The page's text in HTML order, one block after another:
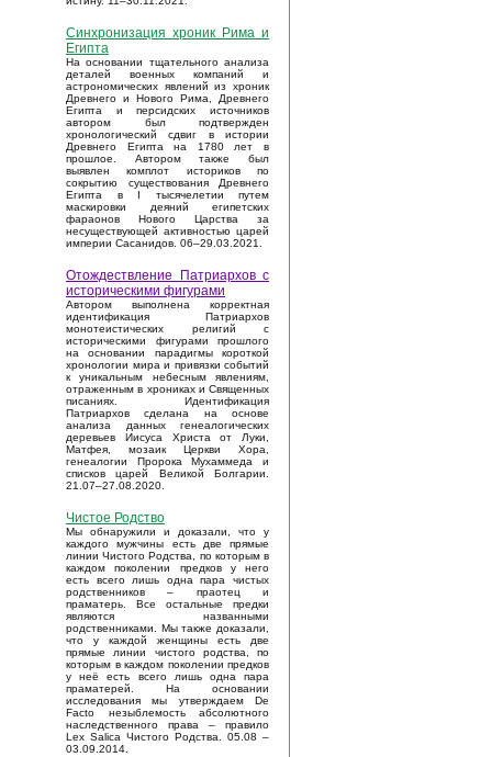
Синхронизация хроник Рима и
Египта
На основании тщательного анализа
деталей военных компаний и
астрономических явлений из хроник
Древнего и Нового Рима, Древнего
Египта и персидских источников
автором был подтвержден
хронологический сдвиг в истории
Древнего Египта на 1780 лет в
прошлое. Автором также был
выявлен комплот историков по
сокрытию существования Древнего
Египта в I тысячелетии путем
маскировки деяний египетских
фараонов Нового Царства за
несуществующей активностью царей
империи Сасанидов. 06–29.03.2021.
Отождествление Патриархов с
историческими фигурами
Автором выполнена корректная
идентификация Патриархов
монотеистических религий с
историческими фигурами прошлого
на основании парадигмы короткой
хронологии мира и привязки событий
к уникальным небесным явлениям,
отраженным в хрониках и Священных
писаниях. Идентификация
Патриархов сделана на основе
анализа данных генеалогических
деревьев Иисуса Христа от Луки,
Матфея, мозаик Церкви Хора,
генеалогии Пророка Мухаммеда и
списков царей Великой Болгарии.
21.07–27.08.2020.
Чистое Родство
Мы обнаружили и доказали, что у
каждого мужчины есть две прямые
линии Чистого Родства, по которым в
каждом поколении предков у него
есть всего лишь одна пара чистых
родственников – праотец и
праматерь. Все остальные предки
являются названными
родственниками. Мы также доказали,
что у каждой женщины есть две
прямые линии чистого родства, по
которым в каждом поколении предков
у неё есть всего лишь одна пара
праматерей. На основании
исследования мы утверждаем De
Facto незыблемость абсолютного
наследственного права – правило
Lex Salica Чистого Родства. 05.08 –
03.09.2014.